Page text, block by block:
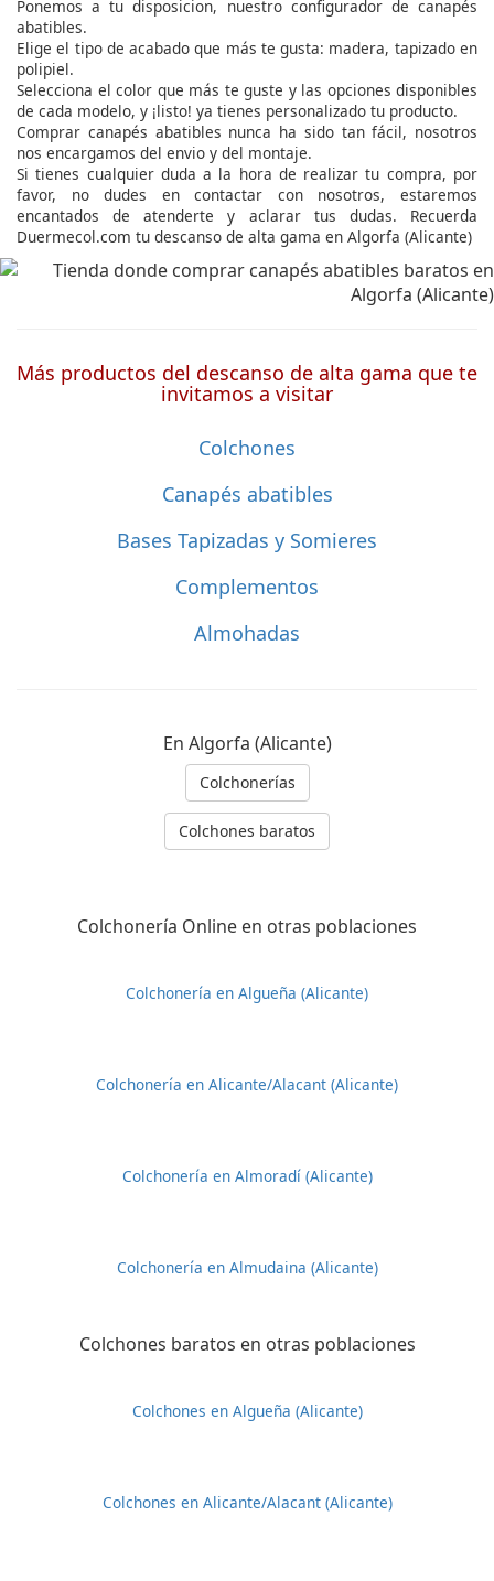
Ponemos a tu disposicion, nuestro configurador de canapés
abatibles.
Elige el tipo de acabado que más te gusta: madera, tapizado en
polipiel.
Selecciona el color que más te guste y las opciones disponibles
de cada modelo, y ¡listo! ya tienes personalizado tu producto.
Comprar canapés abatibles nunca ha sido tan fácil, nosotros
nos encargamos del envio y del montaje.
Si tienes cualquier duda a la hora de realizar tu compra, por
favor, no dudes en contactar con nosotros, estaremos
encantados de atenderte y aclarar tus dudas. Recuerda
Duermecol.com tu descanso de alta gama en Algorfa (Alicante)
Más productos del descanso de alta gama que te
invitamos a visitar
Colchones
Canapés abatibles
Bases Tapizadas y Somieres
Complementos
Almohadas
En Algorfa (Alicante)
Colchonerías
Colchones baratos
Colchonería Online en otras poblaciones
Colchonería en Algueña (Alicante)
Colchonería en Alicante/Alacant (Alicante)
Colchonería en Almoradí (Alicante)
Colchonería en Almudaina (Alicante)
Colchones baratos en otras poblaciones
Colchones en Algueña (Alicante)
Colchones en Alicante/Alacant (Alicante)